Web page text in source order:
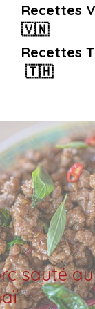
Recettes
🇻🇳
Recettes
🇹🇭
sauté